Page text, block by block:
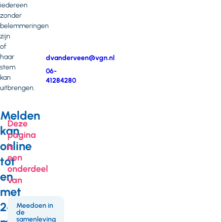
iedereen
zonder
belemmeringen
zijn
of
haar
stem
kan
uitbrengen.
Melden
kan
online
tot
en
met
24
Dianne
der
dvanderveen@vgn.nl
Telefoonnummer
06-
41284280
Deze
pagina
is
een
onderdeel
van
Meedoen in
de
samenleving